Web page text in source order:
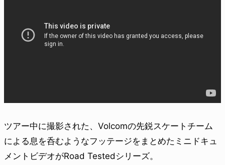
ツアー中に撮影された、Volcomの先鋭スケートチーム
による息を呑むようなフッテージをまとめたミニドキュ
メントビデオがRoad Testedシリーズ。